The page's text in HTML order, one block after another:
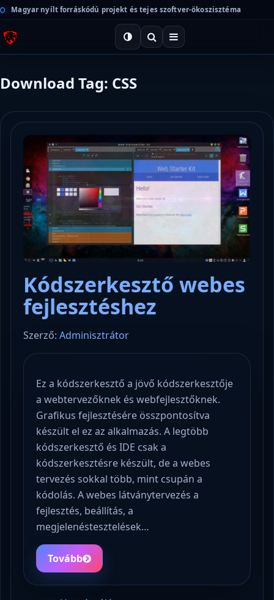
Magyar nyílt forráskódú projekt és tejes szoftver-ökoszisztéma
Download Tag: CSS
Kódszerkesztő webes
fejlesztéshez
Szerző: Adminisztrátor
Ez a kódszerkesztő a jövő kódszerkesztője
a webtervezőknek és webfejlesztőknek.
Grafikus fejlesztésére összpontosítva
készült el ez az alkalmazás. A legtöbb
kódszerkesztő és IDE csak a
kódszerkesztésre készült, de a webes
tervezés sokkal több, mint csupán a
kódolás. A webes látványtervezés a
fejlesztés, beállítás, a
megjelenéstesztelések…
Tovább